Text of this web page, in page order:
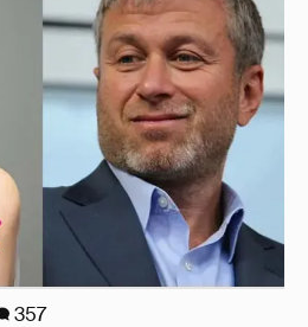
357